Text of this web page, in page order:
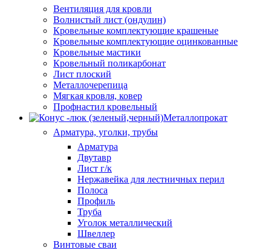
Вентиляция для кровли
Волнистый лист (ондулин)
Кровельные комплектующие крашеные
Кровельные комплектующие оцинкованные
Кровельные мастики
Кровельный поликарбонат
Лист плоский
Металлочерепица
Мягкая кровля, ковер
Профнастил кровельный
Металлопрокат
Арматура, уголки, трубы
Арматура
Двутавр
Лист г/к
Нержавейка для лестничных перил
Полоса
Профиль
Труба
Уголок металлический
Швеллер
Винтовые сваи